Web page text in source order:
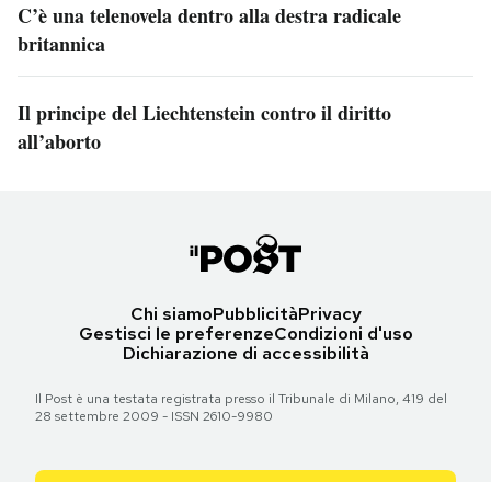
C’è una telenovela dentro alla destra radicale
britannica
Il principe del Liechtenstein contro il diritto
all’aborto
Chi siamoPubblicitàPrivacy
Gestisci le preferenzeCondizioni d'uso
Dichiarazione di accessibilità
Il Post è una testata registrata presso il Tribunale di Milano, 419 del
28 settembre 2009 - ISSN 2610-9980